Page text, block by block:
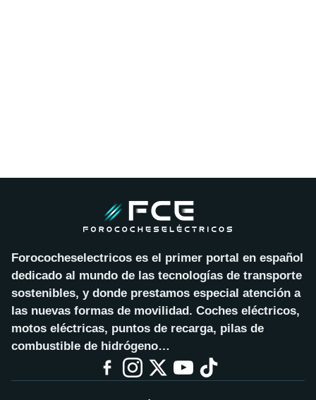
Forococheselectricos es el primer portal en español
dedicado al mundo de las tecnologías de transporte
sostenibles, y donde prestamos especial atención a
las nuevas formas de movilidad. Coches eléctricos,
motos eléctricas, puntos de recarga, pilas de
combustible de hidrógeno…